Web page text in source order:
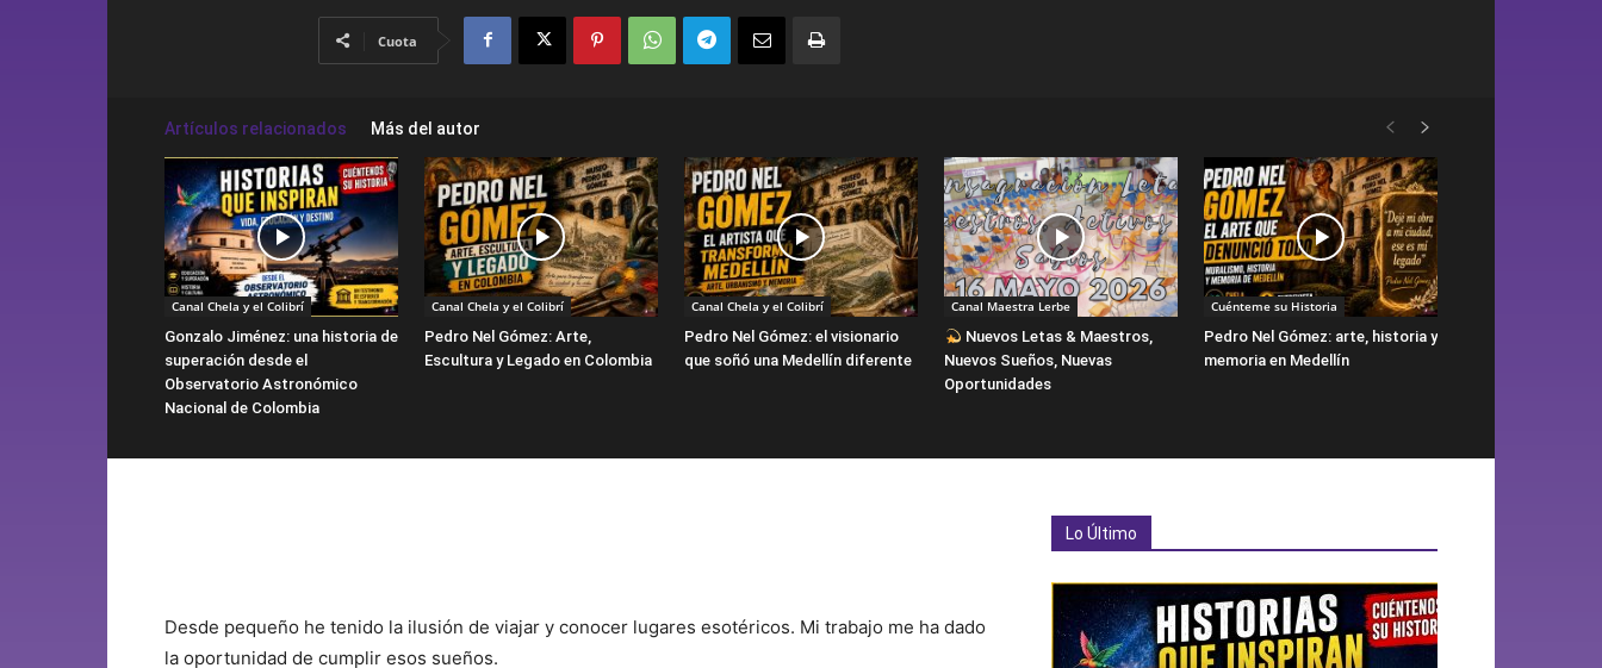
Cuota
Artículos relacionados Más del autor
Canal Chela y el Colibrí
Gonzalo Jiménez: una historia de
superación desde el
Observatorio Astronómico
Nacional de Colombia
Canal Chela y el Colibrí
Pedro Nel Gómez: Arte,
Escultura y Legado en Colombia
Canal Chela y el Colibrí
Pedro Nel Gómez: el visionario
que soñó una Medellín diferente
Canal Maestra Lerbe
Nuevos Letas & Maestros,
Nuevos Sueños, Nuevas
Oportunidades
Cuénteme su Historia
Pedro Nel Gómez: arte, historia y
memoria en Medellín
Desde pequeño he tenido la ilusión de viajar y conocer lugares esotéricos. Mi trabajo me ha dado
la oportunidad de cumplir esos sueños.
Lo Último